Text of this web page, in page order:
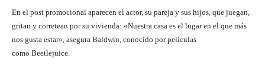
En el post promocional aparecen el actor, su pareja y sus hijos, que juegan,
gritan y corretean por su vivienda: «Nuestra casa es el lugar en el que más
nos gusta estar», asegura Baldwin, conocido por películas
como Beetlejuice.